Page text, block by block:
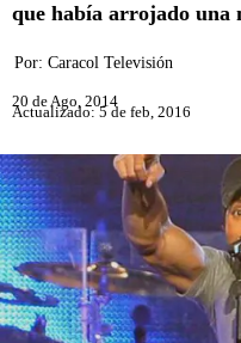
que había arrojado una
Por: Caracol Televisión
20 de Ago, 2014
Actualizado: 5 de feb, 2016